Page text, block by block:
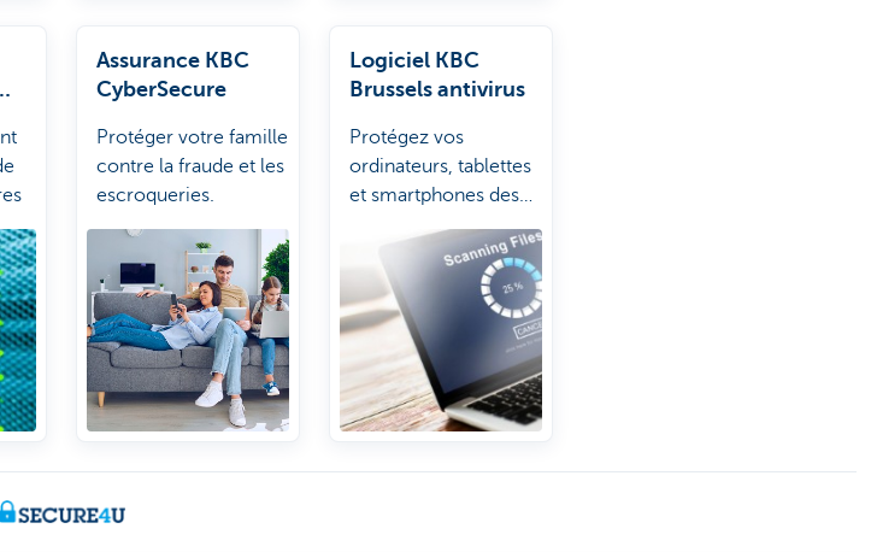
Assurance KBC
CyberSecure
Protéger votre famille
contre la fraude et les
escroqueries.
Logiciel KBC
Brussels antivirus
Protégez vos
ordinateurs, tablettes
et smartphones des
virus et des sites
dangereux.